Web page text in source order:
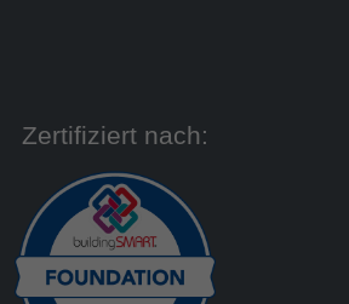
Zertifiziert nach: